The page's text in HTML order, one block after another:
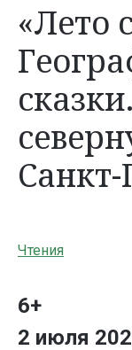
«Лето
Чтения
6+
2 июля